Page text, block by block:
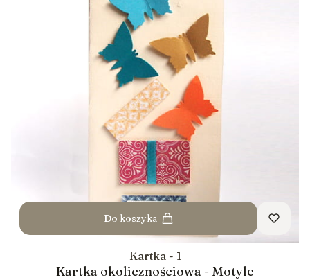
Do koszyka
Kartka - 1
Kartka okolicznościowa - Motyle